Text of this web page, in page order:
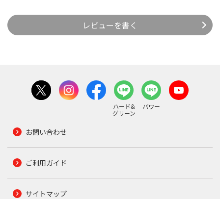
レビューを書く
ハード&
グリーン
パワー
お問い合わせ
ご利用ガイド
サイトマップ